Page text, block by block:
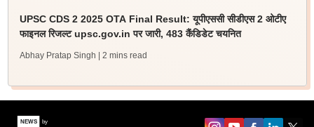
UPSC CDS 2 2025 OTA Final Result: यूपीएससी सीडीएस 2 ओटीए
फाइनल रिजल्ट upsc.gov.in पर जारी, 483 कैंडिडेट चयनित
Abhay Pratap Singh | 2 mins read